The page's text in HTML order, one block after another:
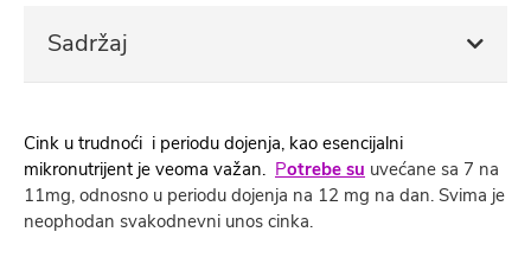
Sadržaj
Cink u trudnoći i periodu dojenja, kao esencijalni
mikronutrijent je veoma važan. Potrebe su uvećane sa 7 na
11mg, odnosno u periodu dojenja na 12 mg na dan. Svima je
neophodan svakodnevni unos cinka.